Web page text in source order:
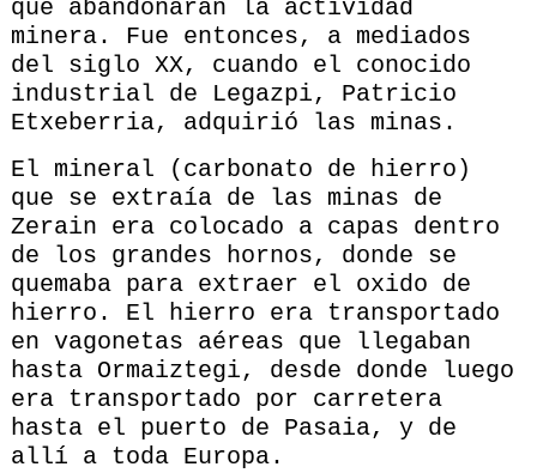
que abandonaran la actividad
minera. Fue entonces, a mediados
del siglo XX, cuando el conocido
industrial de Legazpi, Patricio
Etxeberria, adquirió las minas.
El mineral (carbonato de hierro)
que se extraía de las minas de
Zerain era colocado a capas dentro
de los grandes hornos, donde se
quemaba para extraer el oxido de
hierro. El hierro era transportado
en vagonetas aéreas que llegaban
hasta Ormaiztegi, desde donde luego
era transportado por carretera
hasta el puerto de Pasaia, y de
allí a toda Europa.